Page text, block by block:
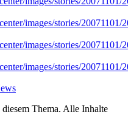
images/stories/20071101/
images/stories/20071101/
images/stories/20071101/
Thema. Alle Inhalte